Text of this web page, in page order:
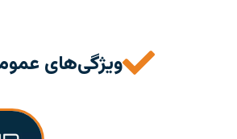
ویژگی‌های